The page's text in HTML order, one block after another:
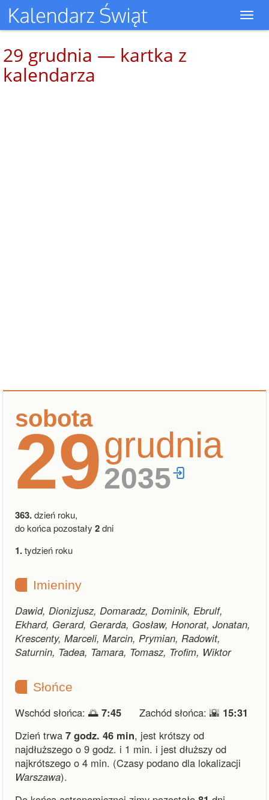
29 grudnia — kartka z
kalendarza
sobota
29grudnia
2035
363.dzień roku,
do końca pozostały 2dni
1.tydzień roku
Imieniny
Dawid, Dionizjusz, Domaradz, Dominik, Ebrulf,
Ekhard, Gerard, Gerarda, Gosław, Honorat, Jonatan,
Krescenty, Marceli, Marcin, Prymian, Radowit,
Saturnin, Tadea, Tamara, Tomasz, Trofim, Wiktor
Słońce
Wschód słońca: 🌅 7:45 Zachód słońca: 🌇 15:31
Dzień trwa 7 godz. 46 min, jest krótszy od
najdłuższego o 9 godz. i 1 min. i jest dłuższy od
najkrótszego o 4 min. (Czasy podano dla lokalizacji
Warszawa).